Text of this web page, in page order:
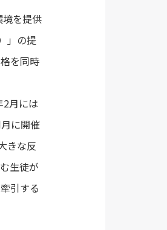
を提供
」の提
を同時
月には
に開催
きな反
生徒が
引する